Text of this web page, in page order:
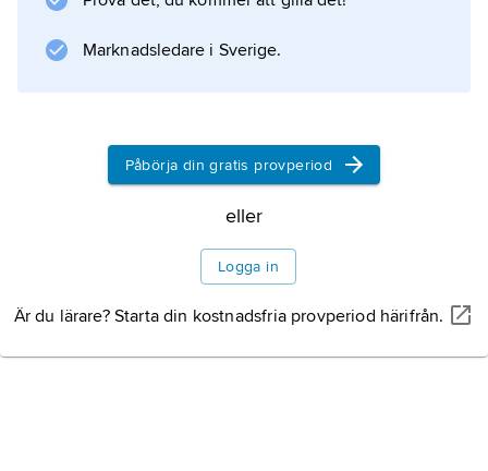
Marknadsledare i Sverige.
Påbörja din gratis provperiod
eller
Logga in
Är du lärare? Starta din kostnadsfria provperiod härifrån.